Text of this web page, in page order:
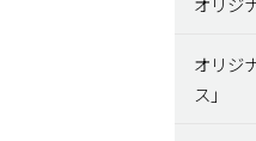
オリジ
ス」